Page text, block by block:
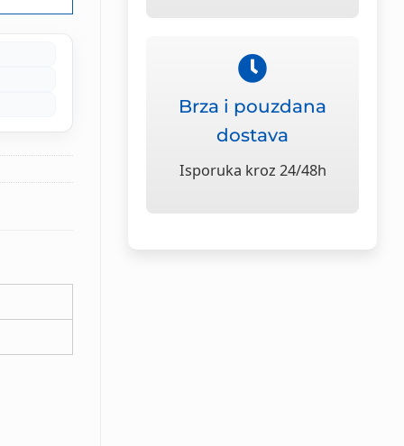
Brza i pouzdana
dostava
Isporuka kroz 24/48h